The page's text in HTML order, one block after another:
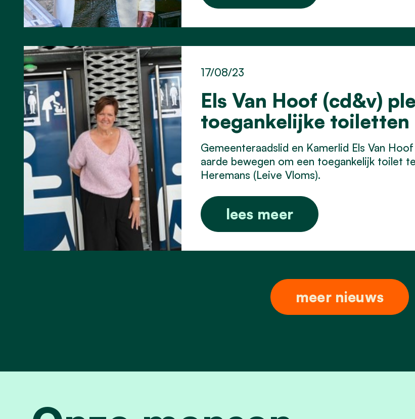
Els Van Hoof (cd&v)
toegankelijke toiletten
17/08/23
Gemeenteraadslid en Kamerlid Els Van
aarde bewegen om een toegankelijk toilet
Heremans (Leive Vloms).
lees meer
meer nieuws